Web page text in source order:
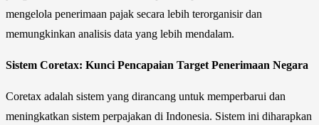
mengelola penerimaan pajak secara lebih terorganisir dan
memungkinkan analisis data yang lebih mendalam.
Sistem Coretax: Kunci Pencapaian Target Penerimaan Negara
Coretax adalah sistem yang dirancang untuk memperbarui dan
meningkatkan sistem perpajakan di Indonesia. Sistem ini diharapkan